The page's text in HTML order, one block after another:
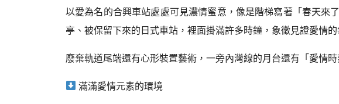
以愛為名的合興車站處處可見濃情蜜意，像是階梯寫著「春天來
亭、被保留下來的日式車站，裡面掛滿許多時鐘，象徵見證愛情的
廢棄軌道尾端還有心形裝置藝術，一旁內灣線的月台還有「愛情時
滿滿愛情元素的環境